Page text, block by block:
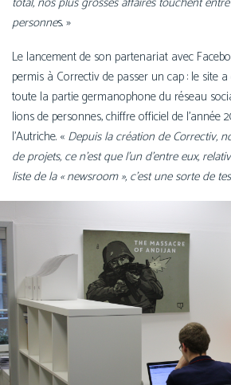
per­sonnes. »
Le lan­ce­ment de son par­te­na­riat avec
per­mis à Correctiv de pas­ser un cap : le site
toute la par­tie ger­ma­no­phone du réseau
lions de per­sonnes, chiffre offi­ciel de l’année
l’Autriche. « Depuis la créa­tion de Correctiv,
de pro­jets, ce n’est que l’un d’entre eux,
liste de la « news­room », c’est une sorte de